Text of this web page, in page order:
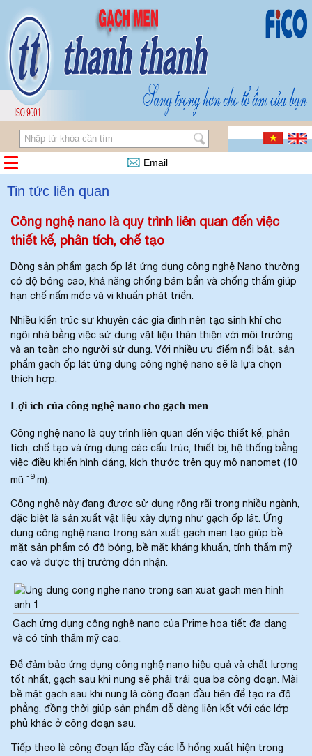
Email
Tin tức liên quan
Công nghệ nano là quy trình liên quan đến việc
thiết kế, phân tích, chế tạo
Dòng sản phẩm gạch ốp lát ứng dụng công nghệ Nano thường
có độ bóng cao, khả năng chống bám bẩn và chống thấm giúp
hạn chế nấm mốc và vi khuẩn phát triển.
Nhiều kiến trúc sư khuyên các gia đình nên tạo sinh khí cho
ngôi nhà bằng việc sử dụng vật liệu thân thiện với môi trường
và an toàn cho người sử dụng. Với nhiều ưu điểm nổi bật, sản
phẩm gạch ốp lát ứng dụng công nghệ nano sẽ là lựa chọn
thích hợp.
Lợi ích của công nghệ nano cho gạch men
Công nghệ nano là quy trình liên quan đến việc thiết kế, phân
tích, chế tạo và ứng dụng các cấu trúc, thiết bị, hệ thống bằng
việc điều khiển hình dáng, kích thước trên quy mô nanomet (10
mũ -9m).
Công nghệ này đang được sử dụng rộng rãi trong nhiều ngành,
đặc biệt là sản xuất vật liệu xây dựng như gạch ốp lát. Ứng
dụng công nghệ nano trong sản xuất gạch men tạo giúp bề
mặt sản phẩm có độ bóng, bề mặt kháng khuẩn, tính thẩm mỹ
cao và được thị trường đón nhận.
Gạch ứng dụng công nghệ nano của Prime họa tiết đa dạng
và có tính thẩm mỹ cao.
Để đảm bảo ứng dụng công nghệ nano hiệu quả và chất lượng
tốt nhất, gạch sau khi nung sẽ phải trải qua ba công đoạn. Mài
bề mặt gạch sau khi nung là công đoạn đầu tiên để tạo ra độ
phẳng, đồng thời giúp sản phẩm dễ dàng liên kết với các lớp
phủ khác ở công đoạn sau.
Tiếp theo là công đoạn lấp đầy các lỗ hổng xuất hiện trong